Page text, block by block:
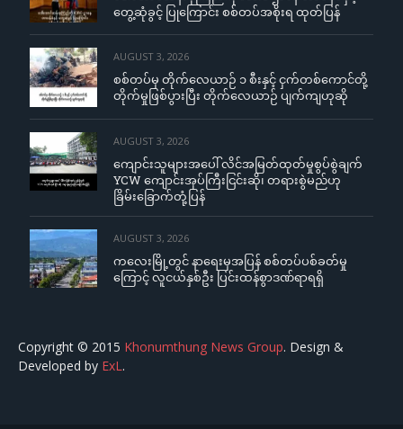
တွေ့ဆုံခွင့် ပြုကြောင်း စစ်တပ်အစိုးရ ထုတ်ပြန်
AUGUST 3, 2026
စစ်တပ်မှ တိုက်လေယာဉ် ၁ စီးနှင့် ငှက်တစ်ကောင်တို့
တိုက်မှုဖြစ်ပွားပြီး တိုက်လေယာဉ် ပျက်ကျဟုဆို
AUGUST 3, 2026
ကျောင်းသူများအပေါ် လိင်အမြတ်ထုတ်မှုစွပ်စွဲချက်
YCW ကျောင်းအုပ်ကြီးငြင်းဆို၊ တရားစွဲမည်ဟု
ခြိမ်းခြောက်တုံ့ပြန်
AUGUST 3, 2026
ကလေးမြို့တွင် နာရေးမှအပြန် စစ်တပ်ပစ်ခတ်မှု
ကြောင့် လူငယ်နှစ်ဦး ပြင်းထန်စွာဒဏ်ရာရရှိ
Copyright © 2015 Khonumthung News Group. Design &
Developed by ExL.